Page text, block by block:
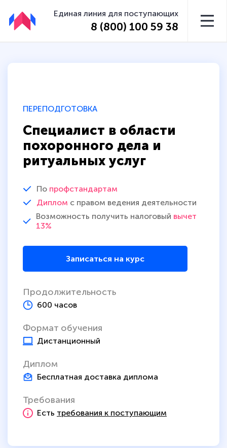
Единая линия для поступающих
8 (800) 100 59 38
ПЕРЕПОДГОТОВКА
Специалист в области
похоронного дела и
ритуальных услуг
По профстандартам
Диплом с правом ведения деятельности
Возможность получить налоговый вычет
13%
Записаться на курс
Продолжительность
600 часов
Формат обучения
Дистанционный
Диплом
Бесплатная доставка диплома
Требования
Есть требования к поступающим